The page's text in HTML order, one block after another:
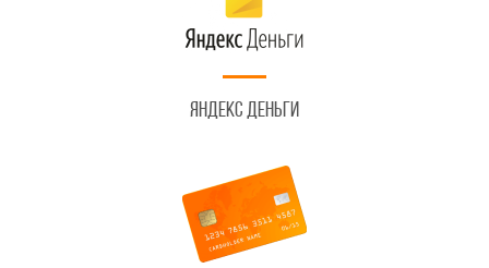
Яндекс Деньги